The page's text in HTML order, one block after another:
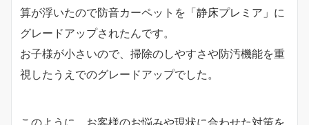
算が浮いたので防音カーペットを 「静床プレミア」 に
グレードアップされたんです。
お子様が小さいので、掃除のしやすさや防汚機能を重
視したうえでのグレードアップでした。
このように、お客様のお悩みや現状に合わせた対策を